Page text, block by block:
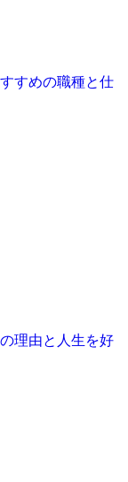
すめの職種と仕
理由と人生を好